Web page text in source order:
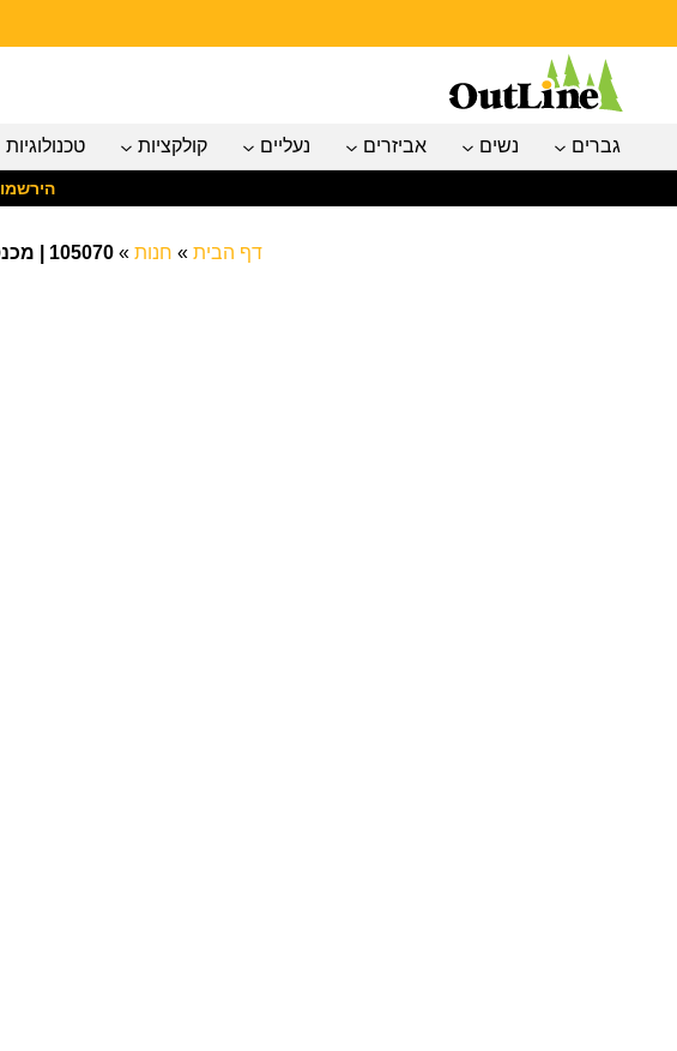
גברים נשים אביזרים נעליים קולקציות טכנולוגיות
הירשמו
דף הבית » חנות » 105070 | מכנסי קרגו מולטי פוקטSTEEL® מבד ריפסטופ גמיש וחזית כפולה